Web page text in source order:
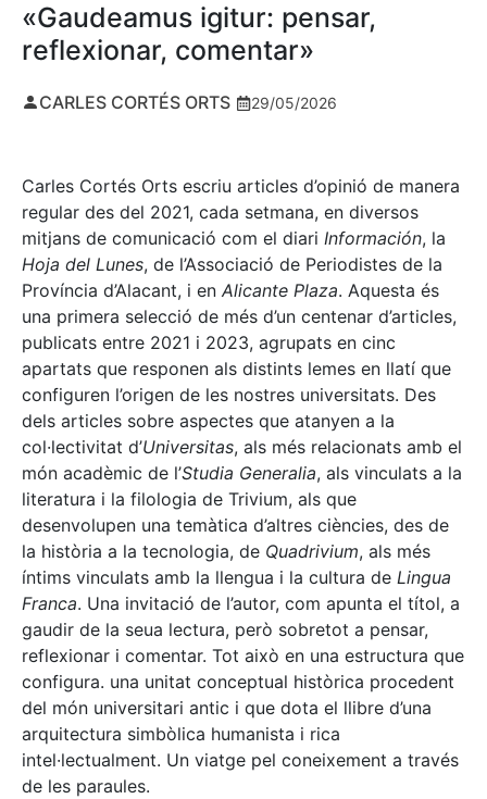
«Gaudeamus igitur: pensar,
reflexionar, comentar»
CARLES CORTÉS ORTS 29/05/2026
Carles Cortés Orts escriu articles d’opinió de manera
regular des del 2021, cada setmana, en diversos
mitjans de comunicació com el diari Información, la
Hoja del Lunes, de l’Associació de Periodistes de la
Província d’Alacant, i en Alicante Plaza. Aquesta és
una primera selecció de més d’un centenar d’articles,
publicats entre 2021 i 2023, agrupats en cinc
apartats que responen als distints lemes en llatí que
configuren l’origen de les nostres universitats. Des
dels articles sobre aspectes que atanyen a la
col·lectivitat d’Universitas, als més relacionats amb el
món acadèmic de l’Studia Generalia, als vinculats a la
literatura i la filologia de Trivium, als que
desenvolupen una temàtica d’altres ciències, des de
la història a la tecnologia, de Quadrivium, als més
íntims vinculats amb la llengua i la cultura de Lingua
Franca. Una invitació de l’autor, com apunta el títol, a
gaudir de la seua lectura, però sobretot a pensar,
reflexionar i comentar. Tot això en una estructura que
configura. una unitat conceptual històrica procedent
del món universitari antic i que dota el llibre d’una
arquitectura simbòlica humanista i rica
intel·lectualment. Un viatge pel coneixement a través
de les paraules.